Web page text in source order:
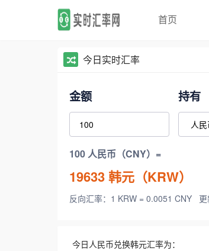
首页
今日实时汇率
金额 持有
100 人民币（CNY）=
19633韩元（KRW）
反向汇率：1 KRW = 0.0051 CNY
今日人民币兑换韩元汇率为：